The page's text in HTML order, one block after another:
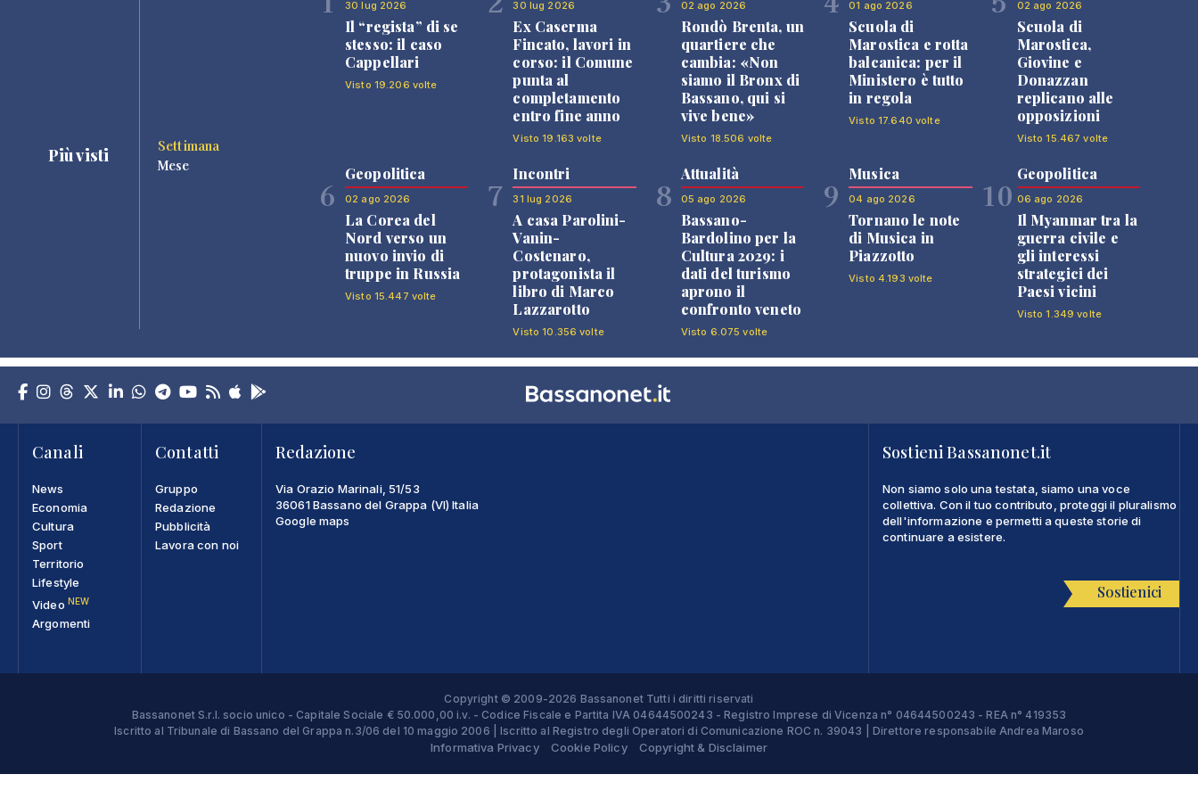
Più visti
Settimana
Mese
30 lug 2026
Il “regista” di se
stesso: il caso
Cappellari
Visto 19.206 volte
30 lug 2026
Ex Caserma
Fincato, lavori in
corso: il Comune
punta al
completamento
entro fine anno
Visto 19.163 volte
02 ago 2026
Rondò Brenta, un
quartiere che
cambia: «Non
siamo il Bronx di
Bassano, qui si
vive bene»
Visto 18.506 volte
01 ago 2026
Scuola di
Marostica e rotta
balcanica: per il
Ministero è tutto
in regola
Visto 17.640 volte
02 ago 2026
Scuola di
Marostica,
Giovine e
Donazzan
replicano alle
opposizioni
Visto 15.467 volte
6
Geopolitica
02 ago 2026
La Corea del
Nord verso un
nuovo invio di
truppe in Russia
Visto 15.447 volte
7
Incontri
31 lug 2026
A casa Parolini-
Vanin-
Costenaro,
protagonista il
libro di Marco
Lazzarotto
Visto 10.356 volte
8
Attualità
05 ago 2026
Bassano-
Bardolino per la
Cultura 2029: i
dati del turismo
aprono il
confronto veneto
Visto 6.075 volte
9
Musica
04 ago 2026
Tornano le note
di Musica in
Piazzotto
Visto 4.193 volte
10
Geopolitica
06 ago 2026
Il Myanmar tra la
guerra civile e
gli interessi
strategici dei
Paesi vicini
Visto 1.349 volte
Canali
News
Economia
Cultura
Sport
Territorio
Lifestyle
Video NEW
Argomenti
Contatti
Gruppo
Redazione
Pubblicità
Lavora con noi
Redazione
Via Orazio Marinali, 51/53
36061 Bassano del Grappa (VI) Italia
Google maps
Sostieni Bassanonet.it
Non siamo solo una testata, siamo una voce
collettiva. Con il tuo contributo, proteggi il pluralismo
dell'informazione e permetti a queste storie di
continuare a esistere.
Sostienici
Copyright © 2009-2026 Bassanonet Tutti i diritti riservati
Bassanonet S.r.l. socio unico - Capitale Sociale € 50.000,00 i.v. - Codice Fiscale e Partita IVA 04644500243 - Registro Imprese di Vicenza n° 04644500243 - REA n° 419353
Iscritto al Tribunale di Bassano del Grappa n.3/06 del 10 maggio 2006 | Iscritto al Registro degli Operatori di Comunicazione ROC n. 39043 | Direttore responsabile Andrea Maroso
Informativa Privacy Cookie Policy Copyright & Disclaimer